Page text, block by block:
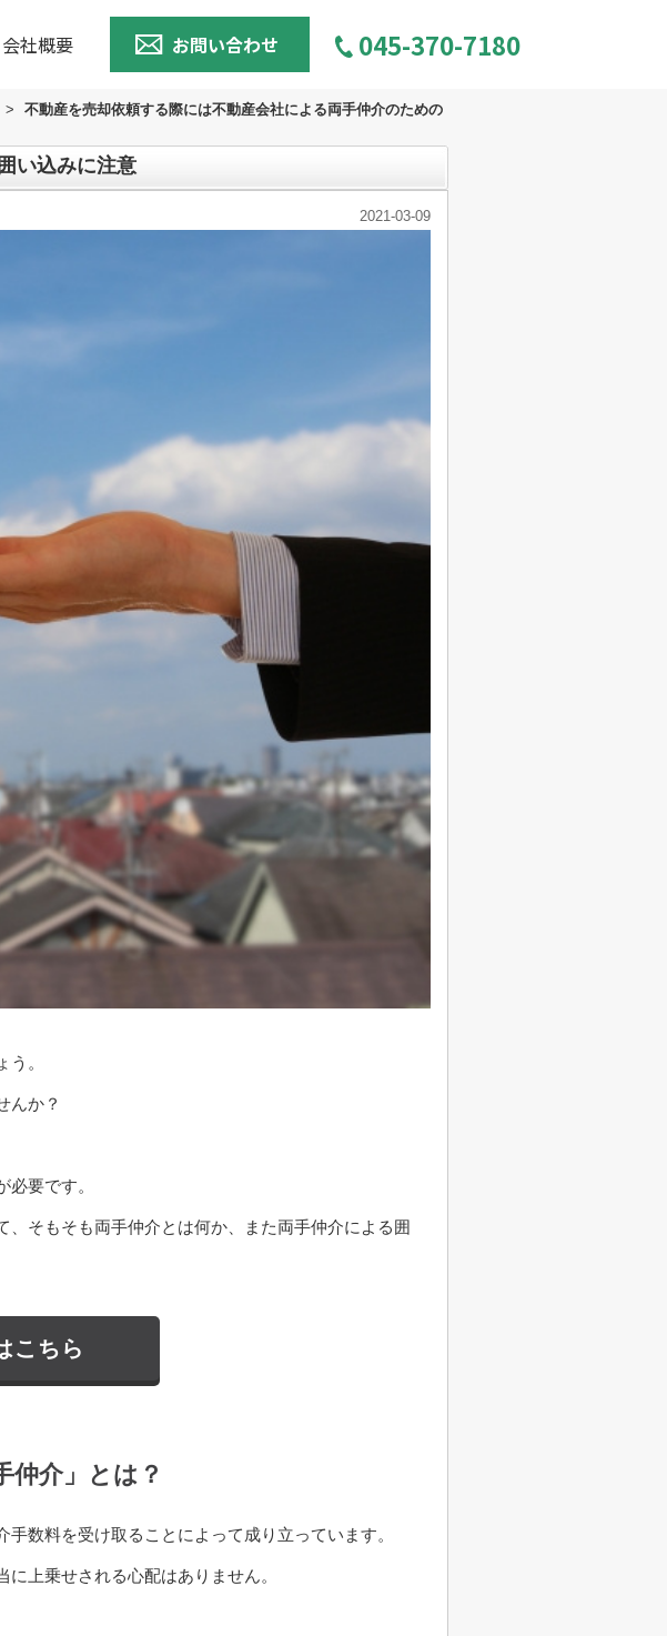
会社概要 お問い合わせ 045-370-7180
>
不動産を売却依頼する際には不動産会社による両手仲介のための
い込みに注意
2021-03-09
。
んか？
要です。
そもそも両手仲介とは何か、また両手仲介による囲
こちら
仲介」とは？
数料を受け取ることによって成り立っています。
上乗せされる心配はありません。